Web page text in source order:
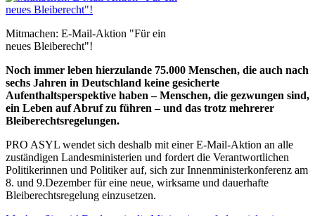
Mitmachen: E-Mail-Aktion "Für ein
neues Bleiberecht"!
Noch immer leben hierzulande 75.000 Menschen, die auch nach
sechs Jahren in Deutschland keine gesicherte
Aufenthaltsperspektive haben – Menschen, die gezwungen sind,
ein Leben auf Abruf zu führen – und das trotz mehrerer
Bleiberechtsregelungen.
PRO ASYL wendet sich deshalb mit einer E-Mail-Aktion an alle
zuständigen Landesministerien und fordert die Verantwortlichen
Politikerinnen und Politiker auf, sich zur Innenministerkonferenz am
8. und 9.Dezember für eine neue, wirksame und dauerhafte
Bleiberechtsregelung einzusetzen.